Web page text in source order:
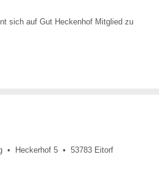
sich auf Gut Heckenhof Mitglied zu
• Heckerhof 5 • 53783 Eitorf